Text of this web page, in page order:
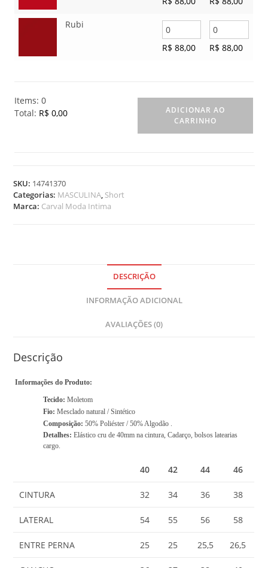
Rubi
R$ 88,00 R$ 88,00
Items:0
Total: R$ 0,00
s
.
R
$
ADICIONAR AO
CARRINHO
SKU: 14741370
Categorias: MASCULINA, Short
Marca: Carval Moda Intima
DESCRIÇÃO
INFORMAÇÃO ADICIONAL
AVALIAÇÕES (0)
Descrição
Informações do Produto:
Tecido: Moletom
Fio:Mesclado natural / Sintético
Composição:50% Poliéster / 50% Algodão .
Detalhes: Elástico cru de 40mm na cintura, Cadarço, bolsos latearias
cargo.
40 42 44 46
CINTURA 32 34 36 38
LATERAL 54 55 56 58
ENTRE PERNA 25 25 25,5 26,5